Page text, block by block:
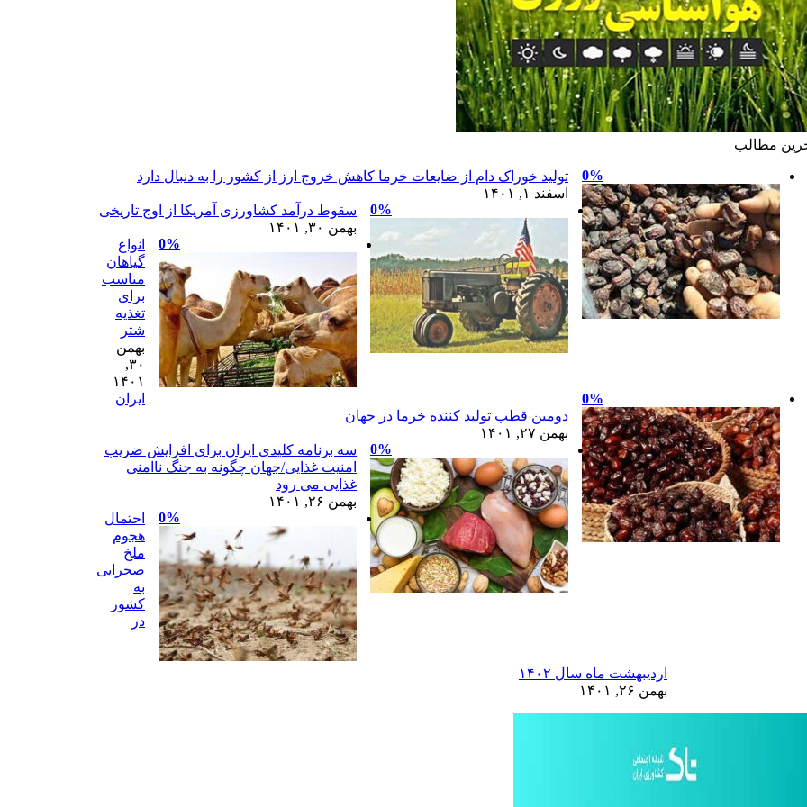
مطالب
0%
تولید خوراک دام از ضایعات خرما کاهش خروج ارز از کشور را به دنبال دارد
اسفند ۱, ۱۴۰۱
0%
سقوط درآمد کشاورزی آمریکا از اوج تاریخی
بهمن ۳۰, ۱۴۰۱
0%
انواع
گیاهان
مناسب
برای
تغذیه
شتر
بهمن
۳۰,
۱۴۰۱
0%
ایران
دومین قطب تولید کننده خرما در جهان
بهمن ۲۷, ۱۴۰۱
0%
سه برنامه کلیدی ایران برای افزایش ضریب
امنیت غذایی/جهان چگونه به جنگ ناامنی
غذایی می رود
بهمن ۲۶, ۱۴۰۱
0%
احتمال
هجوم
ملخ
صحرایی
به
کشور
در
اردیبهشت ماه سال ۱۴۰۲
بهمن ۲۶, ۱۴۰۱